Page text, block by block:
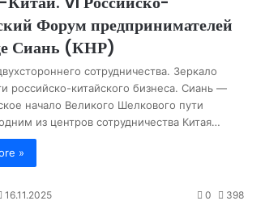
Форум предпринимателей
Сиань (КНР)
сотрудничества. Зеркало
российско-китайского бизнеса. Сиань —
начало Великого Шелкового пути
из центров сотрудничества Китая…
»
16.11.2025 0 398